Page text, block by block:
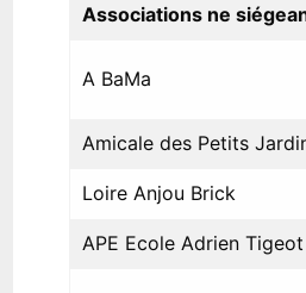
Associations ne
A BaMa
Amicale des Petits
Loire Anjou Brick
APE Ecole Adrien Tigeot